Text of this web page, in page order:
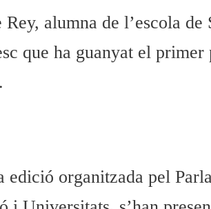
Rey, alumna de l’escola de
que ha guanyat el primer
edició organitzada pel